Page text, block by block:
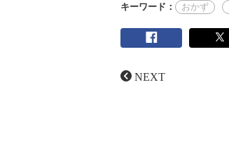
キーワード： おかず
NEXT